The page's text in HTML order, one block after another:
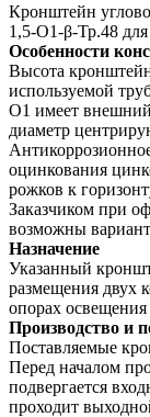
Кронштейн
1,5-О1-β-Тр.48 для
Особенности
Высота
используемой
О1 имеет
диаметр
оцинкования
рожков к
Заказчиком при
возможны
Назначение
Указанный
размещения двух
опорах
Производство и
Поставляемые
Перед началом
подвергается
проходит